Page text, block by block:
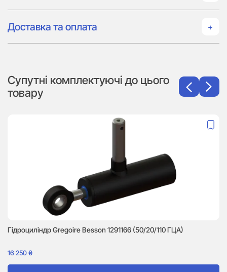
Доставка та оплата
Супутні комплектуючі до цього
товару
Гідроциліндр Gregoire Besson 1291166 (50/20/110 ГЦА)
16 250₴